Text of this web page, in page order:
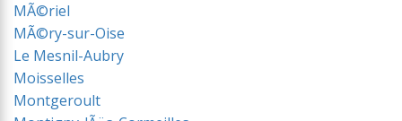
MÃ©riel
MÃ©ry-sur-Oise
Le Mesnil-Aubry
Moisselles
Montgeroult